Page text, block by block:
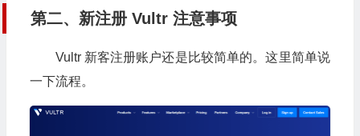
第二、新注册 Vultr 注意事项
Vultr 新客注册账户还是比较简单的。这里简单说
一下流程。